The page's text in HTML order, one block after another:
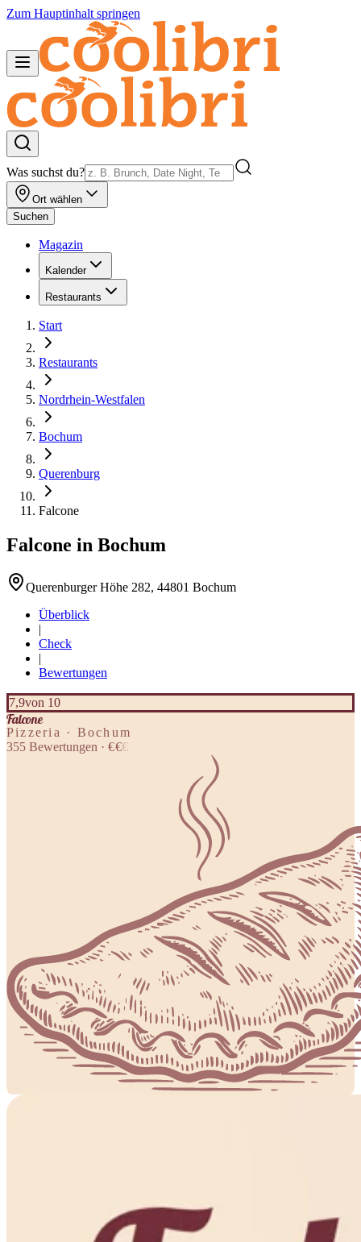
Zum Hauptinhalt springen
Was suchst du?
Ort wählen
Suchen
Magazin
Kalender
Restaurants
Start
Restaurants
Nordrhein-Westfalen
Bochum
Querenburg
Falcone
Falcone in Bochum
Querenburger Höhe 282, 44801 Bochum
Überblick
|
Check
|
Bewertungen
7,9von 10
Falcone
Pizzeria · Bochum
355 Bewertungen · €€€